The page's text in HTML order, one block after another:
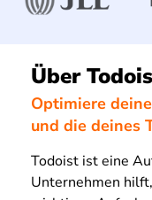
Über
Optimiere
und die deines
Todoist ist eine
Unternehmen